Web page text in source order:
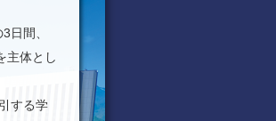
日間、
主体とし
する学